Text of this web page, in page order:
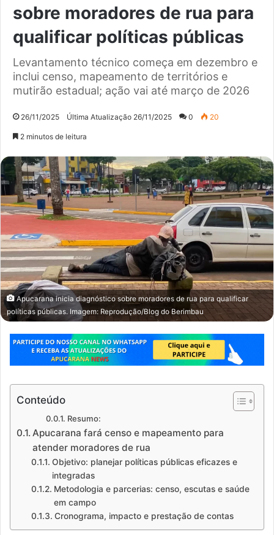
sobre moradores de rua para
qualificar políticas públicas
Levantamento técnico começa em dezembro e
inclui censo, mapeamento de territórios e
mutirão estadual; ação vai até março de 2026
26/11/2025 Última Atualização 26/11/2025 0 20
2 minutos de leitura
Apucarana inicia diagnóstico sobre moradores de rua para qualificar
políticas públicas. Imagem: Reprodução/Blog do Berimbau
Conteúdo
Resumo:
Apucarana fará censo e mapeamento para
atender moradores de rua
Objetivo: planejar políticas públicas eficazes e
integradas
Metodologia e parcerias: censo, escutas e saúde
em campo
Cronograma, impacto e prestação de contas